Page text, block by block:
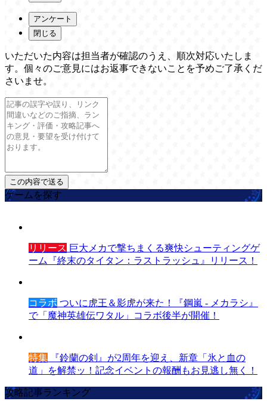
アンケート
閉じる
いただいた内容は担当者が確認のうえ、順次対応いたしま
す。個々のご意見にはお返事できないことを予めご了承くだ
さいませ。
ゲームを探す
リリース 巨大メカで撃ちまくる爽快シューティングゲ
ーム『終末のタイタン：ラストラッシュ』リリース！
コラボ ついに虎王＆影虎が来た！『鋼嵐 - メカラシ』
で「魔神英雄伝ワタル」コラボ後半が開催！
特集 『鈴蘭の剣』が2周年を迎え、新章「氷と血の
道」を解禁ッ！記念イベントの報酬もお見逃し無く！
攻略記事ランキング